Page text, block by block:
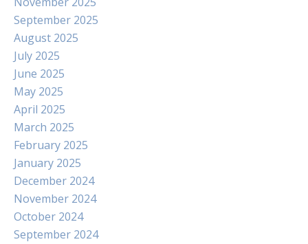
September 2025
August 2025
July 2025
June 2025
May 2025
April 2025
March 2025
February 2025
January 2025
December 2024
November 2024
October 2024
September 2024